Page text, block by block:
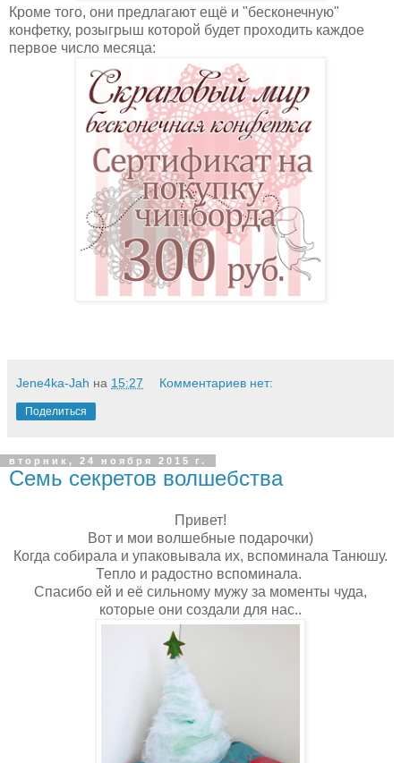
Кроме того, они предлагают ещё и "бесконечную"
конфетку, розыгрыш которой будет проходить каждое
первое число месяца:
Jene4ka-Jah на 15:27 Комментариев нет:
Поделиться
вторник, 24 ноября 2015 г.
Семь секретов волшебства
Привет!
Вот и мои волшебные подарочки)
Когда собирала и упаковывала их, вспоминала Танюшу.
Тепло и радостно вспоминала.
Спасибо ей и её сильному мужу за моменты чуда,
которые они создали для нас..